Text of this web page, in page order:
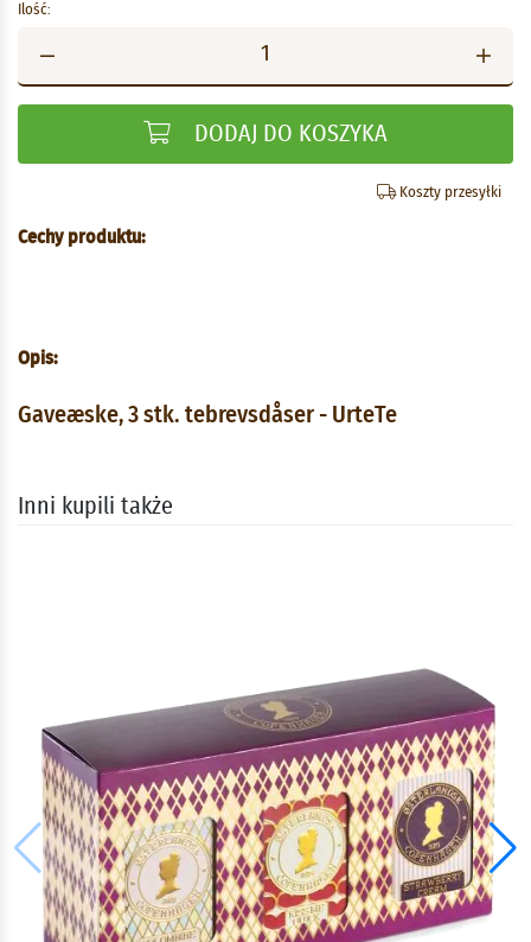
Ilość:
DODAJ DO KOSZYKA
Koszty przesyłki
Cechy produktu:
Opis:
Gaveæske, 3 stk. tebrevsdåser - UrteTe
Inni kupili także